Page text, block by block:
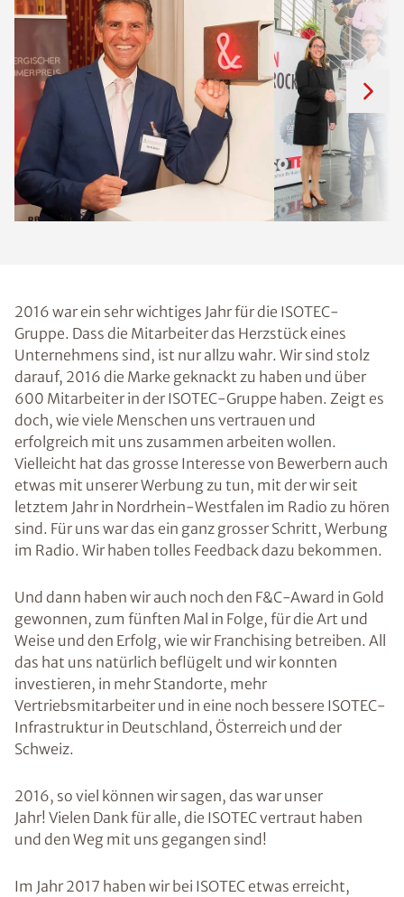
2016 war ein sehr wichtiges Jahr für die ISOTEC-
Gruppe. Dass die Mitarbeiter das Herzstück eines
Unternehmens sind, ist nur allzu wahr. Wir sind stolz
darauf, 2016 die Marke geknackt zu haben und über
600 Mitarbeiter in der ISOTEC-Gruppe haben. Zeigt es
doch, wie viele Menschen uns vertrauen und
erfolgreich mit uns zusammen arbeiten wollen.
Vielleicht hat das grosse Interesse von Bewerbern auch
etwas mit unserer Werbung zu tun, mit der wir seit
letztem Jahr in Nordrhein-Westfalen im Radio zu hören
sind. Für uns war das ein ganz grosser Schritt, Werbung
im Radio. Wir haben tolles Feedback dazu bekommen.
Und dann haben wir auch noch den F&C-Award in Gold
gewonnen, zum fünften Mal in Folge, für die Art und
Weise und den Erfolg, wie wir Franchising betreiben. All
das hat uns natürlich beflügelt und wir konnten
investieren, in mehr Standorte, mehr
Vertriebsmitarbeiter und in eine noch bessere ISOTEC-
Infrastruktur in Deutschland, Österreich und der
Schweiz.
2016, so viel können wir sagen, das war unser
Jahr! Vielen Dank für alle, die ISOTEC vertraut haben
und den Weg mit uns gegangen sind!
Im Jahr 2017 haben wir bei ISOTEC etwas erreicht,